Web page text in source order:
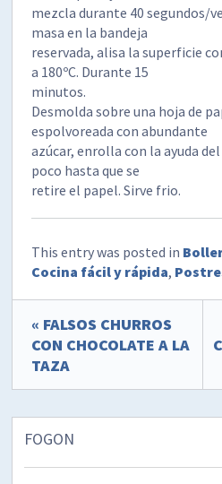
mezcla durante 40 segundos/
masa en la bandeja
reservada, alisa la superficie
a 180ºC. Durante 15
minutos.
Desmolda sobre una hoja de
espolvoreada con abundante
azúcar, enrolla con la ayuda
poco hasta que se
retire el papel. Sirve frio.
This entry was posted in
Cocina fácil y rápida,
« FALSOS CHURROS
CON CHOCOLATE A LA
TAZA
FOGON